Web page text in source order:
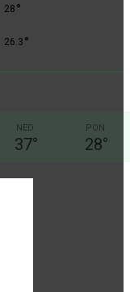
28 °
26.3 °
NED
37°
PON
28°